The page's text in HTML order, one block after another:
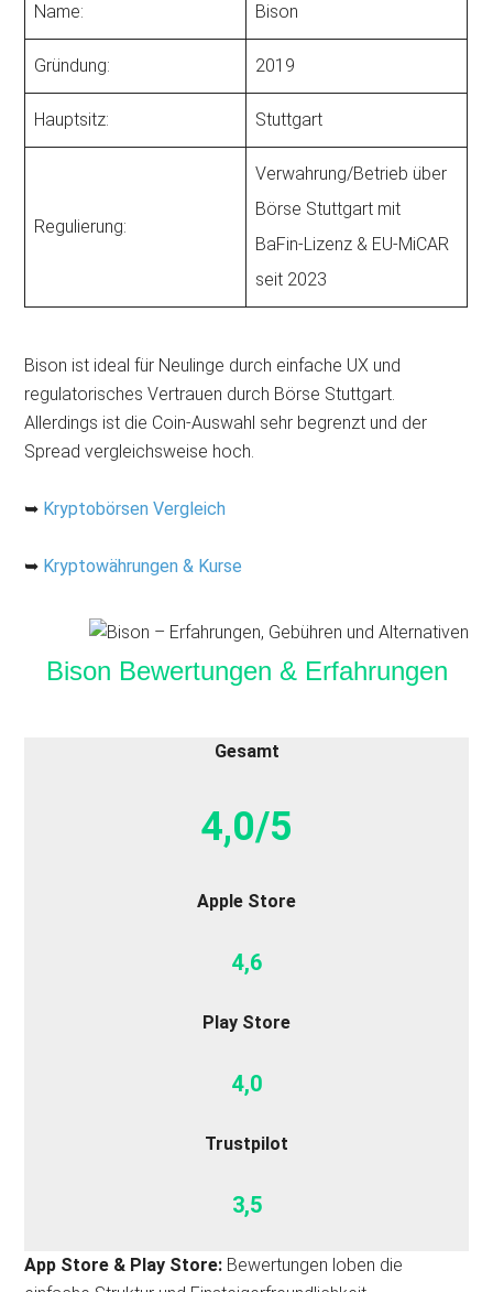
Name: Bison
Gründung: 2019
Hauptsitz: Stuttgart
Regulierung:
Verwahrung/Betrieb über
Börse Stuttgart mit
BaFin‑Lizenz & EU‑MiCAR
seit 2023
Bison ist ideal für Neulinge durch einfache UX und
regulatorisches Vertrauen durch Börse Stuttgart.
Allerdings ist die Coin‑Auswahl sehr begrenzt und der
Spread vergleichsweise hoch.
➥ Kryptobörsen Vergleich
➥ Kryptowährungen & Kurse
Bison Bewertungen & Erfahrungen
Gesamt
4,0/5
Apple Store
4,6
Play Store
4,0
Trustpilot
3,5
App Store & Play Store: Bewertungen loben die